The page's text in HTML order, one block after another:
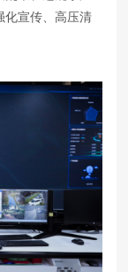
化宣传、高压清